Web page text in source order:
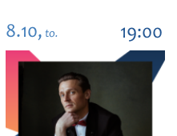
8.10, to. 19:00